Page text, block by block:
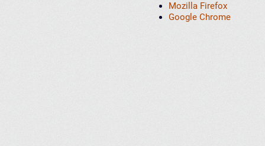
Mozilla Firefox
Google Chrome